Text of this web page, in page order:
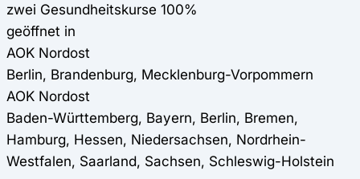
zwei Gesundheitskurse 100%
geöffnet in
AOK Nordost
Berlin, Brandenburg, Mecklenburg-Vorpommern
AOK Nordost
Baden-Württemberg, Bayern, Berlin, Bremen,
Hamburg, Hessen, Niedersachsen, Nordrhein-
Westfalen, Saarland, Sachsen, Schleswig-Holstein